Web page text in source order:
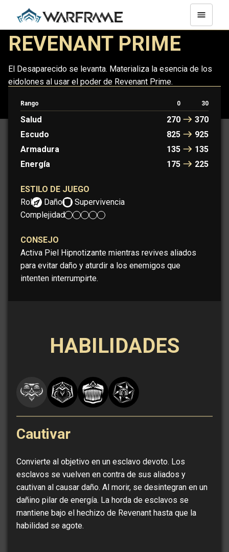
REVENANT PRIME
El Desaparecido se levanta. Materializa la esencia de los
eidolones al usar el poder de Revenant Prime.
REVENANT PRIME
Rango 0 30
Salud 270
370
Escudo
825
925
Armadura
135
135
Energía
175 225
ESTILO DE JUEGO
Rol:
Daño
Supervivencia
Complejidad:
CONSEJO
Activa Piel Hipnotizante mientras revives aliados
para evitar daño y aturdir a los enemigos que
intenten interrumpirte.
HABILIDADES
Cautivar
Convierte al objetivo en un esclavo devoto. Los
esclavos se vuelven en contra de sus aliados y
cautivan al causar daño. Al morir, se desintegran en un
dañino pilar de energía. La horda de esclavos se
mantiene bajo el hechizo de Revenant hasta que la
habilidad se agote.